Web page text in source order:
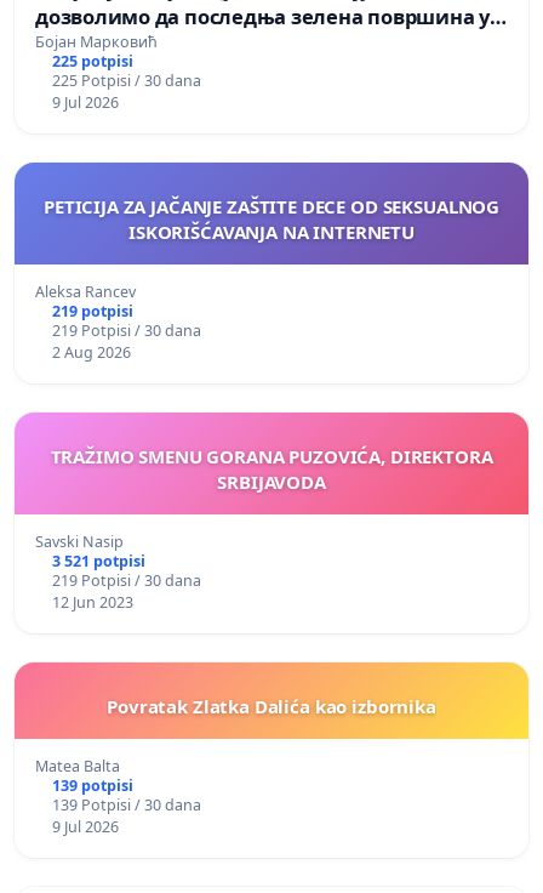
дозволимо да последња зелена површина у
Мавровској постане депонија
Бојан Марковић
225 potpisi
225 Potpisi / 30 dana
9 Jul 2026
PETICIJA ZA JAČANJE ZAŠTITE DECE OD SEKSUALNOG
ISKORIŠĆAVANJA NA INTERNETU
Aleksa Rancev
219 potpisi
219 Potpisi / 30 dana
2 Aug 2026
TRAŽIMO SMENU GORANA PUZOVIĆA, DIREKTORA
SRBIJAVODA
Savski Nasip
3 521 potpisi
219 Potpisi / 30 dana
12 Jun 2023
Povratak Zlatka Dalića kao izbornika
Matea Balta
139 potpisi
139 Potpisi / 30 dana
9 Jul 2026